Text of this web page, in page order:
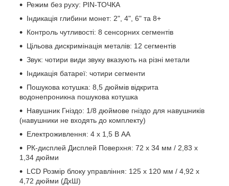
Режим без руху: PIN-ТОЧКА
Індикація глибини монет: 2", 4", 6" та 8+
Контроль чутливості: 8 сенсорних сегментів
Цільова дискримінація металів: 12 сегментів
Звук: чотири види звуку вказують на різні метали
Індикація батареї: чотири сегменти
Пошукова котушка: 8,5 дюймів відкрита
водонепроникна пошукова котушка
Навушник Гніздо: 1/8 дюймове гніздо для навушників
(навушники не входять до комплекту)
Електроживлення: 4 х 1,5 В AA
РК-дисплей Дисплей Поверхня: 72 х 34 мм / 2,83 х
1,34 дюйми
LCD Розмір блоку управління: 125 х 120 мм / 4,92 х
4,72 дюйми (ДхШ)